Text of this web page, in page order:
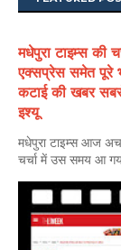
मधेपुरा टाइम्स की
एक्सप्रेस समेत पूरे
कटाई की खबर
इश्यू
मधेपुरा टाइम्स आज
चर्चा में उस समय आ